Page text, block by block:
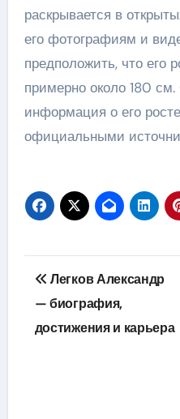
раскрывается в
его фотографиям и
предположить, что его
примерно около 180 см.
информация о его
официальными
Навигация
по
записям
Легков Александр
— биография,
достижения и карьера